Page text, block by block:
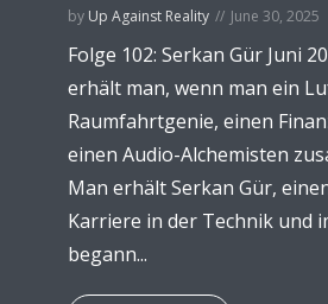
by Up Against Reality June 30, 2025
Folge 102: Serkan Gür Juni
erhält man, wenn man ein
Raumfahrtgenie, einen
einen Audio-Alchemisten
Man erhält Serkan Gür,
Karriere in der Technik und
begann...